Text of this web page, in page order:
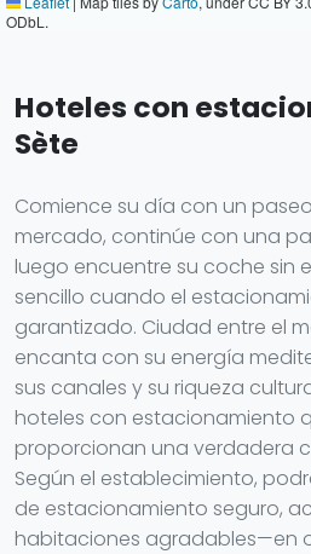
ODbL.
Hoteles con
Sète
Comience su día con un
mercado, continúe con una
luego encuentre su coche sin
sencillo cuando el
garantizado. Ciudad entre el
encanta con su energía
sus canales y su riqueza
hoteles con estacionamiento
proporcionan una verdadera
Según el establecimiento,
de estacionamiento seguro,
habitaciones agradables—en